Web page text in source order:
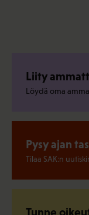
Liity
Löydä oma
Pysy ajan
Tilaa SAK:n
Tunne